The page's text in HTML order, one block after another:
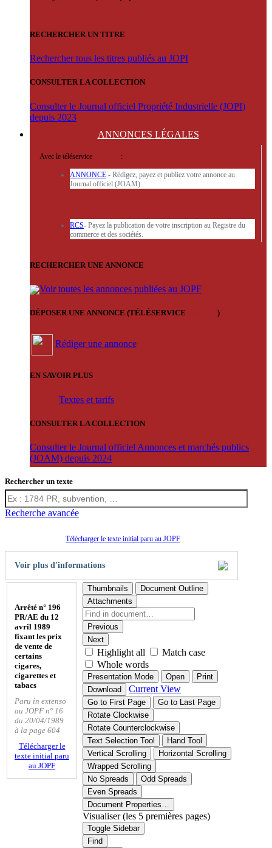
RECHERCHER UN TITRE
Rechercher tous les titres publiés au JOPI
CONSULTER LA COLLECTION
Consulter le Journal officiel Propriété Industrielle (JOPI)
depuis 2023
ANNONCES LÉGALES
Avec le téléservice :
ANNONCE - Rédigez, payez et publiez votre annonce au
Journal officiel (JOAM)
RCS- Payez la publication de votre inscription au Registre du
commerce et des sociétés.
RECHERCHER UNE ANNONCE
Voir toutes les annonces publiées au JOPF
DÉPOSER UNE ANNONCE (TÉLÉSERVICE )
Rédiger une annonce
EN SAVOIR PLUS
Textes et tarifs
CONSULTER LA COLLECTION
Consulter le Journal officiel Annonces et marchés publics
(JOAM) depuis 2024
Rechercher un texte
Recherche avancée
Télécharger le texte initial paru au JOPF
Voir plus d'informations
Arrêté n° 196
PR/AE du 12
avril 1989
fixant les prix
de vente de
certains
cigares,
cigarettes et
tabacs
Paru in extenso
au JOPF n° 16
du 20/04/1989
à la page 604
Télécharger le
texte initial paru
au JOPF
Thumbnails
Document Outline
Attachments
Previous
Next
Highlight all
Match case
Whole words
Presentation Mode Open
Print
Download
Current View
Go to First Page
Go to Last Page
Rotate Clockwise
Rotate Counterclockwise
Text Selection Tool
Hand Tool
Vertical Scrolling
Horizontal Scrolling
Wrapped Scrolling
No Spreads
Odd Spreads
Even Spreads
Document Properties…
Visualiser (les 5 premières pages)
Toggle Sidebar
Find